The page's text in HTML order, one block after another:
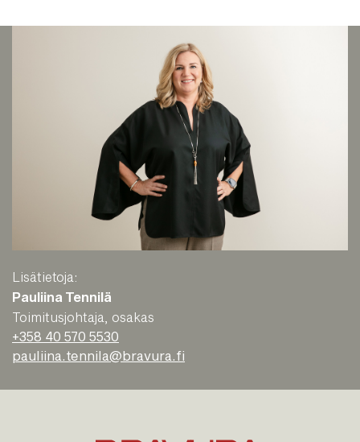
Lisätietoja:
Pauliina Tennilä
Toimitusjohtaja, osakas
+358 40 570 5530
pauliina.tennila@bravura.fi